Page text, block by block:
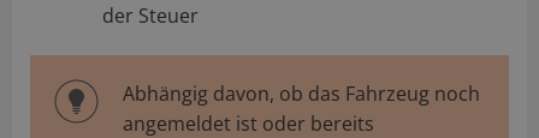
der Steuer
Abhängig davon, ob das Fahrzeug noch
angemeldet ist oder bereits